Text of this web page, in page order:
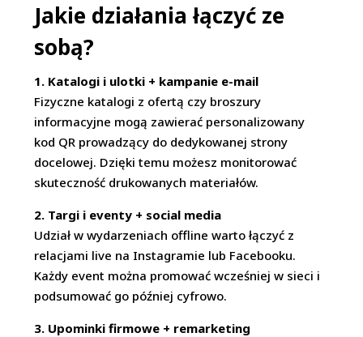
Jakie działania łączyć ze
sobą?
1. Katalogi i ulotki + kampanie e-mail
Fizyczne katalogi z ofertą czy broszury
informacyjne mogą zawierać personalizowany
kod QR prowadzący do dedykowanej strony
docelowej. Dzięki temu możesz monitorować
skuteczność drukowanych materiałów.
2. Targi i eventy + social media
Udział w wydarzeniach offline warto łączyć z
relacjami live na Instagramie lub Facebooku.
Każdy event można promować wcześniej w sieci i
podsumować go później cyfrowo.
3. Upominki firmowe + remarketing